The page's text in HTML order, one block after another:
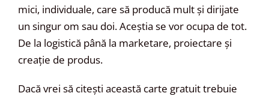
mici, individuale, care să producă mult și dirijate
un singur om sau doi. Aceștia se vor ocupa de tot.
De la logistică până la marketare, proiectare și
creație de produs.
Dacă vrei să citești această carte gratuit trebuie